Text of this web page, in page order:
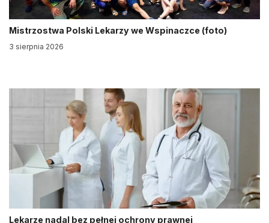
Mistrzostwa Polski Lekarzy we Wspinaczce (foto)
3 sierpnia 2026
Lekarze nadal bez pełnej ochrony prawnej